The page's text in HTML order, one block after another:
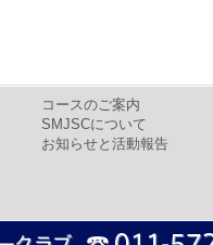
コースのご案内
SMJSCについて
お知らせと活動報告